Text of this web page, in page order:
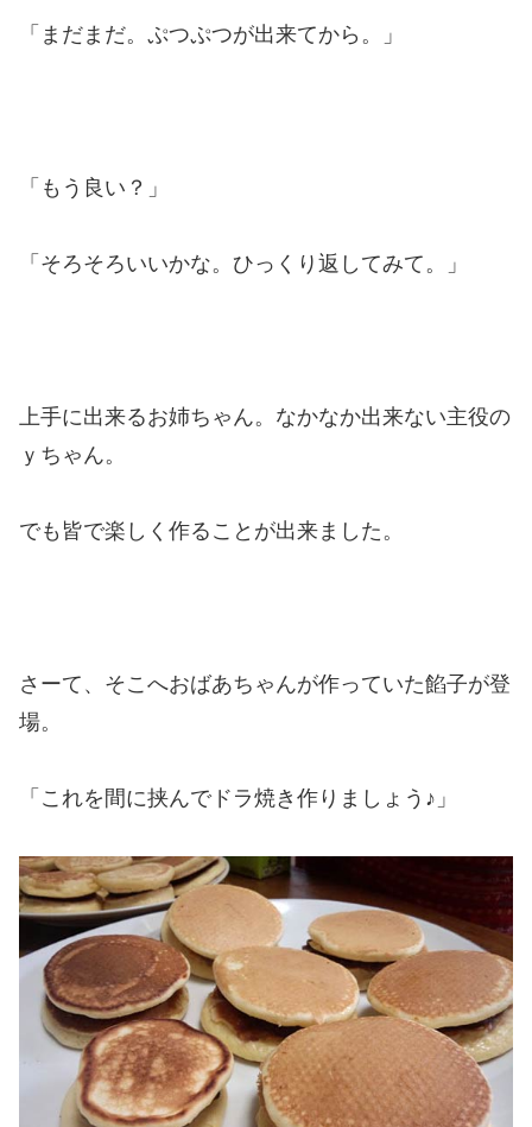
「まだまだ。ぷつぷつが出来てから。」
「もう良い？」
「そろそろいいかな。ひっくり返してみて。」
上手に出来るお姉ちゃん。なかなか出来ない主役の
ｙちゃん。
でも皆で楽しく作ることが出来ました。
さーて、そこへおばあちゃんが作っていた餡子が登
場。
「これを間に挟んでドラ焼き作りましょう♪」